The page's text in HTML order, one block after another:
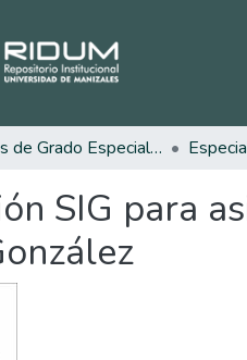
Trabajos de Grado Especializaciones
SIG para